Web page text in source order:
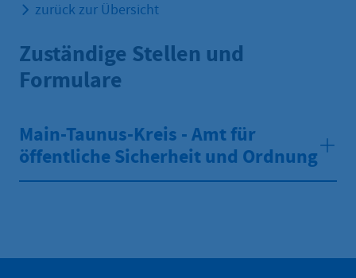
zurück zur Übersicht
Zuständige Stellen und
Formulare
Main-Taunus-Kreis - Amt für
öffentliche Sicherheit und Ordnung